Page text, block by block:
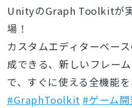
UnityのGraph Toolkitが
場！
カスタムエディターベー
成できる、新しいフレー
で、すぐに使える全機能
#GraphToolkit #ゲーム開